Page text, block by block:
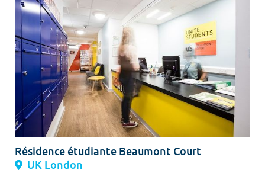
Résidence étudiante Beaumont Court
UK London